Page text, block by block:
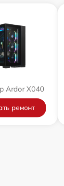
Ardor X040
ремонт